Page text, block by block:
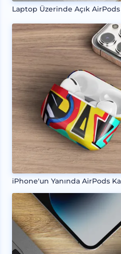
Laptop Üzerinde Açık AirPods
iPhone'un Yanında AirPods